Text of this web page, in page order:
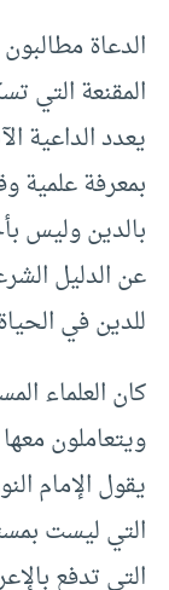
الدعاة
المقنعة التي
يعدد الداعية
بمعرفة علمية
بالدين وليس
عن الدليل
للدين في
كان العلماء
ويتعاملون
يقول الإمام
التي ليست
التي تدفع